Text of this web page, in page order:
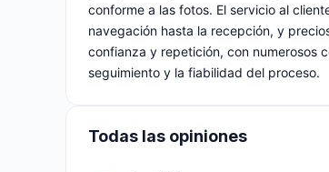
conforme a las fotos. El servicio al
navegación hasta la recepción, y
confianza y repetición, con numerosos
seguimiento y la fiabilidad del proceso.
Todas las opiniones